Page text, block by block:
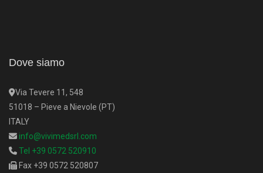
Dove siamo
Via Tevere 11, 548
51018 – Pieve a Nievole (PT)
ITALY
info@vivimedsrl.com
Tel +39 0572 520910
Fax +39 0572 520807